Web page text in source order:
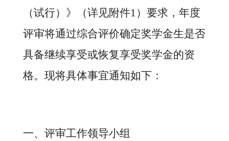
（试行）》（详见附件1）要求，年度
评审将通过综合评价确定奖学金生是否
具备继续享受或恢复享受奖学金的资
格。现将具体事宜通知如下：
一、评审工作领导小组